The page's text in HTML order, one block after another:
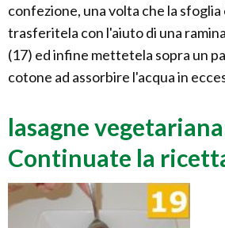
confezione, una volta che la sfoglia
trasferitela con l'aiuto di una
(17) ed infine mettetela sopra un
cotone ad assorbire l'acqua in
lasagne
Continuate la